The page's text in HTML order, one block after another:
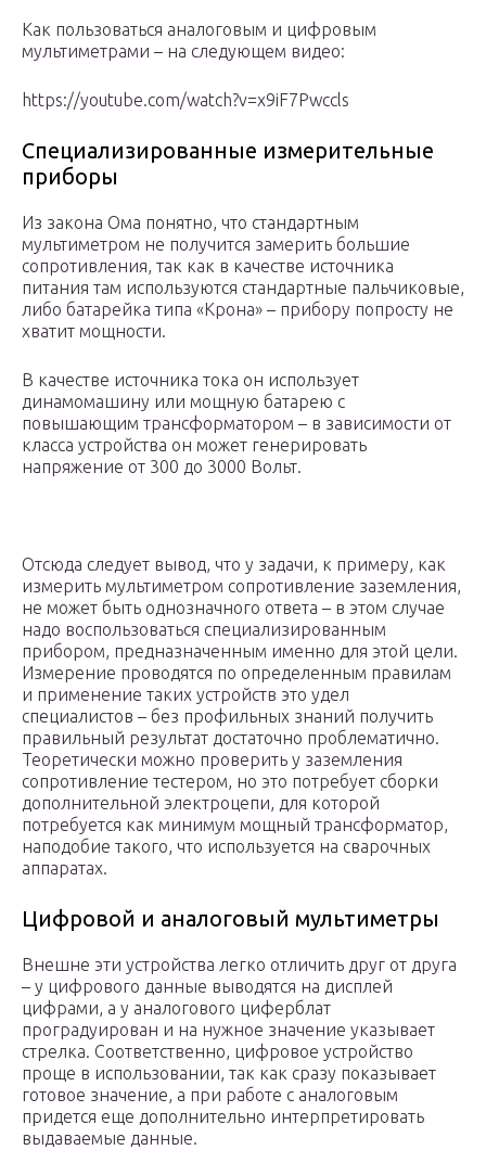
Как пользоваться аналоговым и цифровым
мультиметрами – на следующем видео:
https://youtube.com/watch?v=x9iF7Pwccls
Специализированные измерительные
приборы
Из закона Ома понятно, что стандартным
мультиметром не получится замерить большие
сопротивления, так как в качестве источника
питания там используются стандартные пальчиковые,
либо батарейка типа «Крона» – прибору попросту не
хватит мощности.
В качестве источника тока он использует
динамомашину или мощную батарею с
повышающим трансформатором – в зависимости от
класса устройства он может генерировать
напряжение от 300 до 3000 Вольт.
Отсюда следует вывод, что у задачи, к примеру, как
измерить мультиметром сопротивление заземления,
не может быть однозначного ответа – в этом случае
надо воспользоваться специализированным
прибором, предназначенным именно для этой цели.
Измерение проводятся по определенным правилам
и применение таких устройств это удел
специалистов – без профильных знаний получить
правильный результат достаточно проблематично.
Теоретически можно проверить у заземления
сопротивление тестером, но это потребует сборки
дополнительной электроцепи, для которой
потребуется как минимум мощный трансформатор,
наподобие такого, что используется на сварочных
аппаратах.
Цифровой и аналоговый мультиметры
Внешне эти устройства легко отличить друг от друга
– у цифрового данные выводятся на дисплей
цифрами, а у аналогового циферблат
проградуирован и на нужное значение указывает
стрелка. Соответственно, цифровое устройство
проще в использовании, так как сразу показывает
готовое значение, а при работе с аналоговым
придется еще дополнительно интерпретировать
выдаваемые данные.